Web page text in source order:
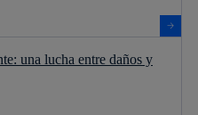
una lucha entre daños y